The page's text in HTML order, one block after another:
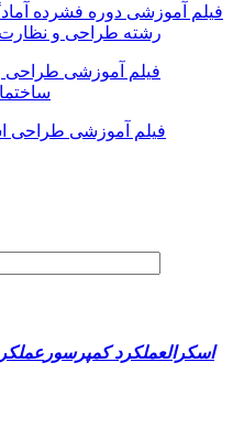
فیلم آموزشی دوره فشرده
رشته طراحی و
فیلم آموزشی طراحی
فیلم آموزشی طراحی
اسکرالعملکرد کمپرسور